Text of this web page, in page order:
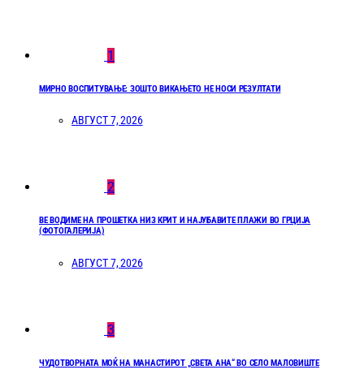
1
МИРНО ВОСПИТУВАЊЕ: ЗОШТО ВИКАЊЕТО НЕ НОСИ РЕЗУЛТАТИ
АВГУСТ 7, 2026
2
ВЕ ВОДИМЕ НА ПРОШЕТКА НИЗ КРИТ И НАЈУБАВИТЕ ПЛАЖИ ВО ГРЦИЈА
(ФОТОГАЛЕРИЈА)
АВГУСТ 7, 2026
3
ЧУДОТВОРНАТА МОЌ НА МАНАСТИРОТ „СВЕТА АНА“ ВО СЕЛО МАЛОВИШТЕ